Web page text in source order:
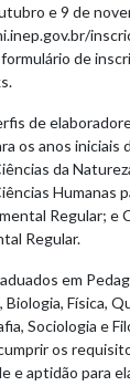
e 9 de
de
de
os anos iniciais
da
Humanas
Regular; e
Regular.
em
Física,
Sociologia e
os
e aptidão para